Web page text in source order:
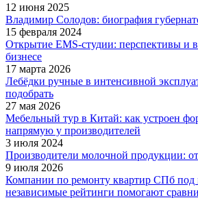
12 июня 2025
Владимир Солодов: биография
15 февраля 2024
Открытие EMS-студии: перспективы и
бизнесе
17 марта 2026
Лебёдки ручные в интенсивной
подобрать
27 мая 2026
Мебельный тур в Китай: как устроен
напрямую у производителей
3 июля 2024
Производители молочной продукции:
9 июля 2026
Компании по ремонту квартир СПб под
независимые рейтинги помогают